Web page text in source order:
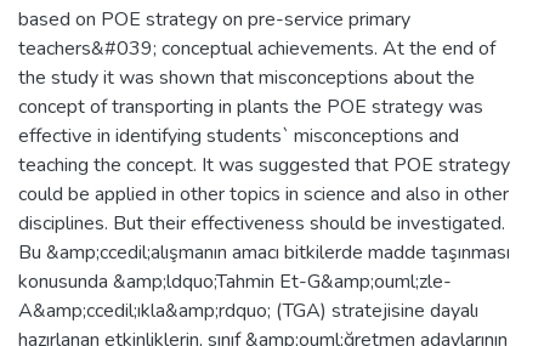
based on POE strategy on pre-service primary
teachers&#039; conceptual achievements. At the end of
the study it was shown that misconceptions about the
concept of transporting in plants the POE strategy was
effective in identifying students` misconceptions and
teaching the concept. It was suggested that POE strategy
could be applied in other topics in science and also in other
disciplines. But their effectiveness should be investigated.
Bu &amp;ccedil;alışmanın amacı bitkilerde madde taşınması
konusunda &amp;ldquo;Tahmin Et-G&amp;ouml;zle-
A&amp;ccedil;ıkla&amp;rdquo; (TGA) stratejisine dayalı
hazırlanan etkinliklerin, sınıf &amp;ouml;ğretmen adaylarının